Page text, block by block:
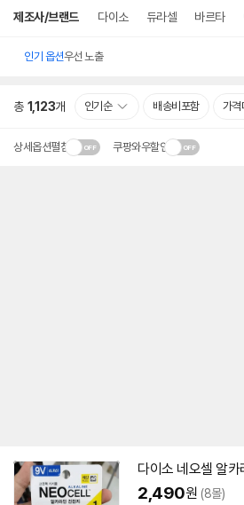
제조사/브랜드 다이소 듀라셀 바르타
인기 옵션우선 노출
총 1,123개 인기순 배송비포함 가격
상세옵션펼침 쿠팡와우할인
다이소 네오셀 알카
2,490원 (8몰)